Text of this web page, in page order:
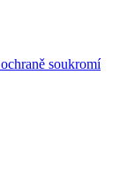
soukromí